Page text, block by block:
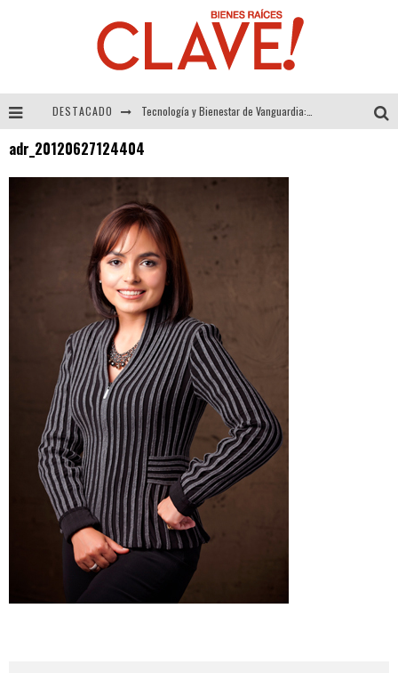
DESTACADO
adr_20120627124404